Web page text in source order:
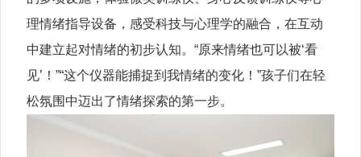
理情绪指导设备，感受科技与心理学的融合，在互动
中建立起对情绪的初步认知。“原来情绪也可以被‘看
见’！”“这个仪器能捕捉到我情绪的变化！”孩子们在轻
松氛围中迈出了情绪探索的第一步。